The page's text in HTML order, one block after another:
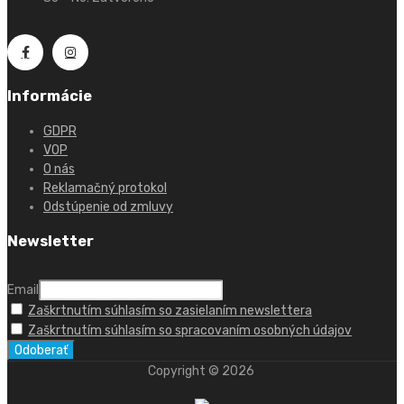
Informácie
GDPR
VOP
O nás
Reklamačný protokol
Odstúpenie od zmluvy
Newsletter
Email
Zaškrtnutím súhlasím so zasielaním newslettera
Zaškrtnutím súhlasím so spracovaním osobných údajov
Copyright © 2026